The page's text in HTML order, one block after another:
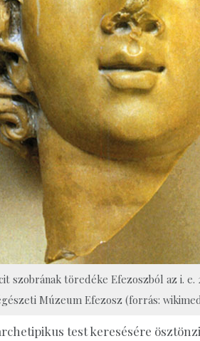
szobrának töredéke Efezoszból az i. e.
Múzeum Efezosz (forrás:
test keresésére